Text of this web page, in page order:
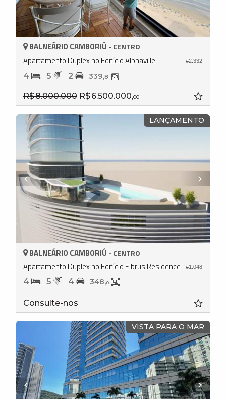
#2.332
BALNEÁRIO CAMBORIÚ - CENTRO
Apartamento Duplex no Edifício Alphaville
4 5 2 339,8
R$ 8.000.000 R$ 6.500.000,00
LANÇAMENTO
#1.048
BALNEÁRIO CAMBORIÚ - CENTRO
Apartamento Duplex no Edifício Elbrus Residence
4 5 4 348,0
Consulte-nos
VISTA PARA O MAR